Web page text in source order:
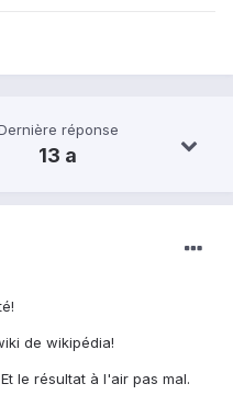
réponse
13 a
de wikipédia!
le résultat à l'air pas mal.